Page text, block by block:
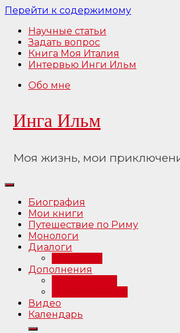
Перейти к содержимому
Научные статьи
Задать вопрос
Книга Моя Италия
Интервью Инги Ильм
Обо мне
Инга Ильм
Моя жизнь, мои
Биография
Мои книги
Путешествие по Риму
Монологи
Диалоги
Дополнения
Видео
Календарь